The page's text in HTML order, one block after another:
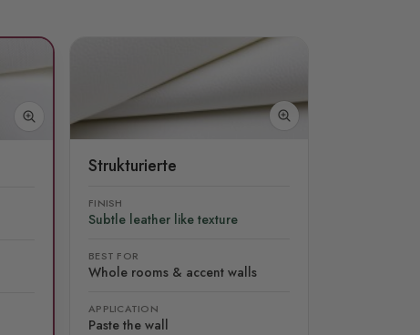
Strukturierte
FINISH
Subtle leather like texture
BEST FOR
Whole rooms & accent walls
APPLICATION
Paste the wall